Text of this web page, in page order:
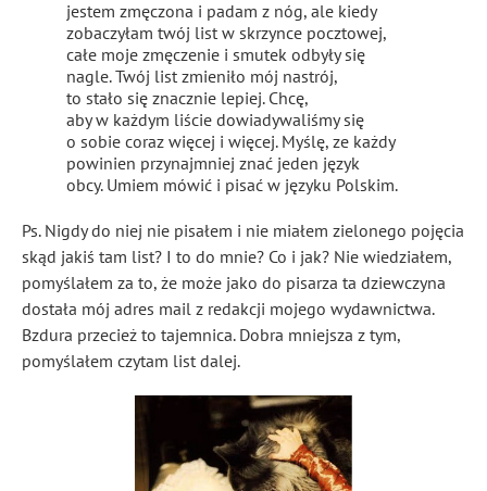
jestem zmęczona i padam z nóg, ale kiedy
zobaczyłam twój list w skrzynce pocztowej,
całe moje zmęczenie i smutek odbyły się
nagle. Twój list zmieniło mój nastrój,
to stało się znacznie lepiej. Chcę,
aby w każdym liście dowiadywaliśmy się
o sobie coraz więcej i więcej. Myślę, ze każdy
powinien przynajmniej znać jeden język
obcy. Umiem mówić i pisać w języku Polskim.
Ps. Nigdy do niej nie pisałem i nie miałem zielonego pojęcia
skąd jakiś tam list? I to do mnie? Co i jak? Nie wiedziałem,
pomyślałem za to, że może jako do pisarza ta dziewczyna
dostała mój adres mail z redakcji mojego wydawnictwa.
Bzdura przecież to tajemnica. Dobra mniejsza z tym,
pomyślałem czytam list dalej.